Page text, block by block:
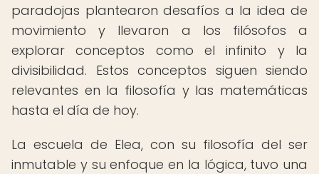
paradojas plantearon desafíos a la idea de
movimiento y llevaron a los filósofos a
explorar conceptos como el infinito y la
divisibilidad. Estos conceptos siguen siendo
relevantes en la filosofía y las matemáticas
hasta el día de hoy.
La escuela de Elea, con su filosofía del ser
inmutable y su enfoque en la lógica, tuvo una